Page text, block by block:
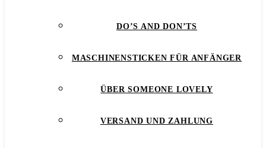
DO’S AND DON’TS
MASCHINENSTICKEN FÜR ANFÄNGER
ÜBER SOMEONE LOVELY
VERSAND UND ZAHLUNG